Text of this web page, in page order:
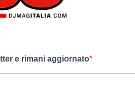
e rimani aggiornato
APRE A MILANO